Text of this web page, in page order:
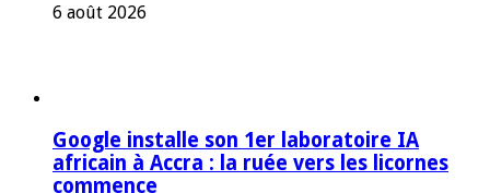
6 août 2026
Google installe son 1er laboratoire IA
africain à Accra : la ruée vers les licornes
commence